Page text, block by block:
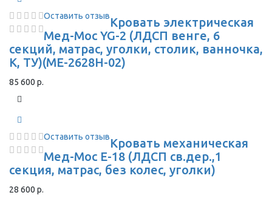
Оставить отзывКровать электрическая
Мед-Мос YG-2 (ЛДСП венге, 6
секций, матрас, уголки, столик, ванночка,
К, ТУ)(ME-2628H-02)
85 600 р.
Оставить отзывКровать механическая
Мед-Мос Е-18 (ЛДСП св.дер.,1
секция, матрас, без колес, уголки)
28 600 р.